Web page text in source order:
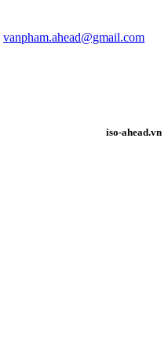
vanpham.ahead@gmail.com
iso-ahead.vn